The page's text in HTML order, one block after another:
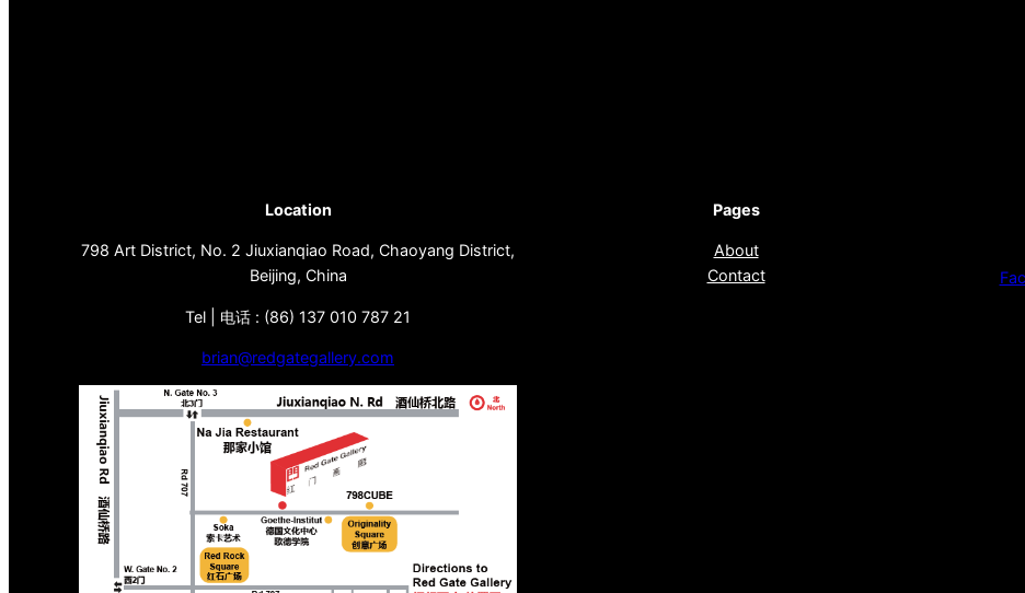
Location
798 Art District, No. 2 Jiuxianqiao Road, Chaoyang District,
Beijing, China
Tel | 电话 : (86) 137 010 787 21
brian@redgategallery.com
Pages
About
Contact